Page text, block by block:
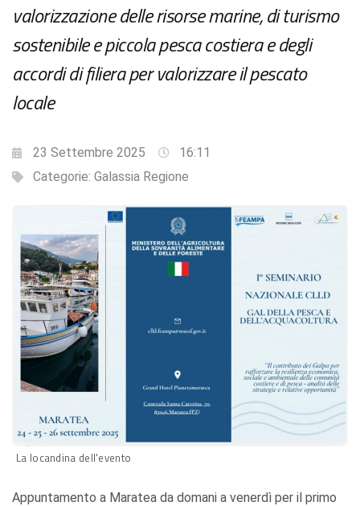
valorizzazione delle risorse marine, di turismo
sostenibile e piccola pesca costiera e degli
accordi di filiera per valorizzare il pescato
locale
23 Settembre 2025
16:11
Categorie: Galassia Regione
La locandina dell'evento
Appuntamento a Maratea da domani a venerdì per il primo